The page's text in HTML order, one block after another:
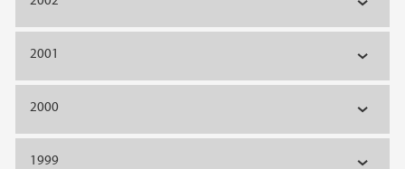
2001
2000
1999